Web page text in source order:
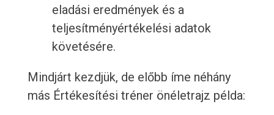
eladási eredmények és a
teljesítményértékelési adatok
követésére.
Mindjárt kezdjük, de előbb íme néhány
más Értékesítési tréner önéletrajz példa: